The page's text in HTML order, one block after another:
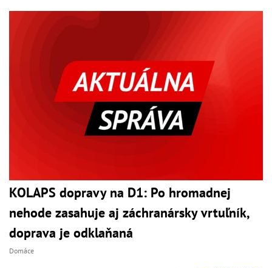
KOLAPS dopravy na D1: Po hromadnej
nehode zasahuje aj záchranársky vrtuľník,
doprava je odklaňaná
Domáce